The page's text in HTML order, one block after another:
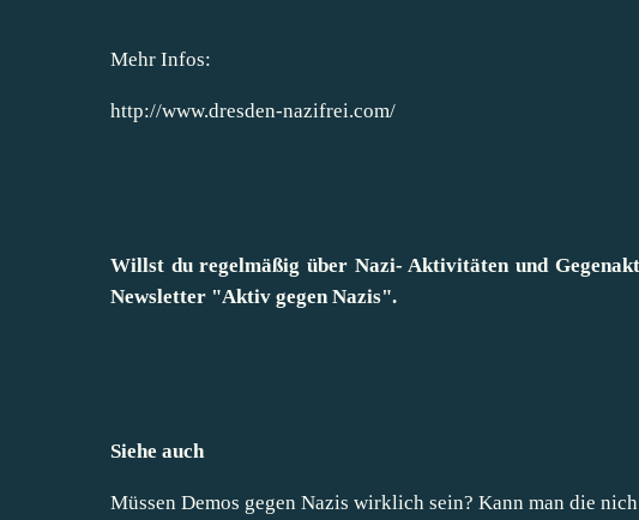
Mehr Infos:
http://www.dresden-nazifrei.com/
Willst du regelmäßig über Nazi- Aktivitäten und
Newsletter "Aktiv gegen Nazis".
Siehe auch
Müssen Demos gegen Nazis wirklich sein? Kann man die